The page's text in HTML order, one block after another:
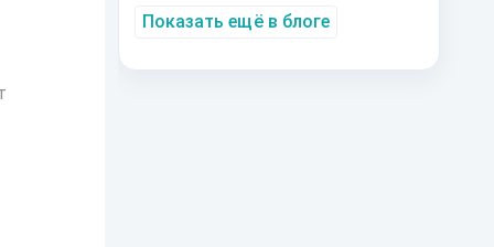
Показать ещё в блоге